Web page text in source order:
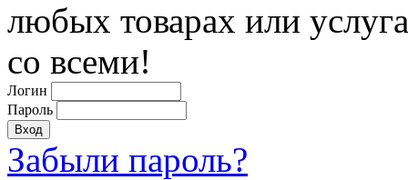
любых товарах или
со всеми!
Логин
Пароль
Забыли пароль?